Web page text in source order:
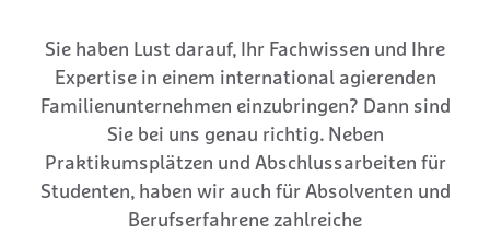
Sie haben Lust darauf, Ihr Fachwissen und Ihre
Expertise in einem international agierenden
Familienunternehmen einzubringen? Dann sind
Sie bei uns genau richtig. Neben
Praktikumsplätzen und Abschlussarbeiten für
Studenten, haben wir auch für Absolventen und
Berufserfahrene zahlreiche